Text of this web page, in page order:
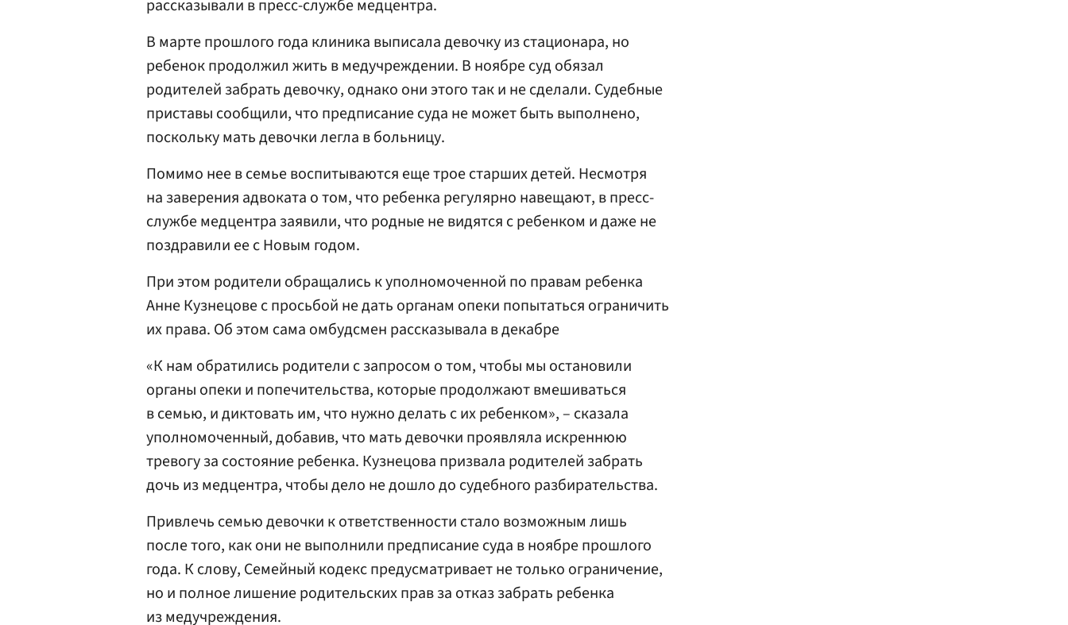
рассказывали в пресс-службе медцентра.
В марте прошлого года клиника выписала девочку из стационара, но
ребенок продолжил жить в медучреждении. В ноябре суд обязал
родителей забрать девочку, однако они этого так и не сделали. Судебные
приставы сообщили, что предписание суда не может быть выполнено,
поскольку мать девочки легла в больницу.
Помимо нее в семье воспитываются еще трое старших детей. Несмотря
на заверения адвоката о том, что ребенка регулярно навещают, в пресс-
службе медцентра заявили, что родные не видятся с ребенком и даже не
поздравили ее с Новым годом.
При этом родители обращались к уполномоченной по правам ребенка
Анне Кузнецове с просьбой не дать органам опеки попытаться ограничить
их права. Об этом сама омбудсмен рассказывала в декабре
«К нам обратились родители с запросом о том, чтобы мы остановили
органы опеки и попечительства, которые продолжают вмешиваться
в семью, и диктовать им, что нужно делать с их ребенком», – сказала
уполномоченный, добавив, что мать девочки проявляла искреннюю
тревогу за состояние ребенка. Кузнецова призвала родителей забрать
дочь из медцентра, чтобы дело не дошло до судебного разбирательства.
Привлечь семью девочки к ответственности стало возможным лишь
после того, как они не выполнили предписание суда в ноябре прошлого
года. К слову, Семейный кодекс предусматривает не только ограничение,
но и полное лишение родительских прав за отказ забрать ребенка
из медучреждения.